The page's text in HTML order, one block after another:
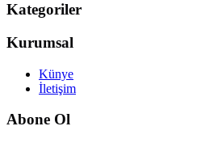
Kategoriler
Kurumsal
Künye
İletişim
Abone Ol